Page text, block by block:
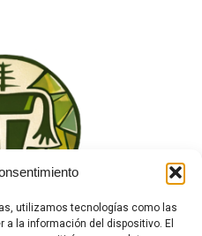
utilizamos tecnologías como las
la información del dispositivo. El